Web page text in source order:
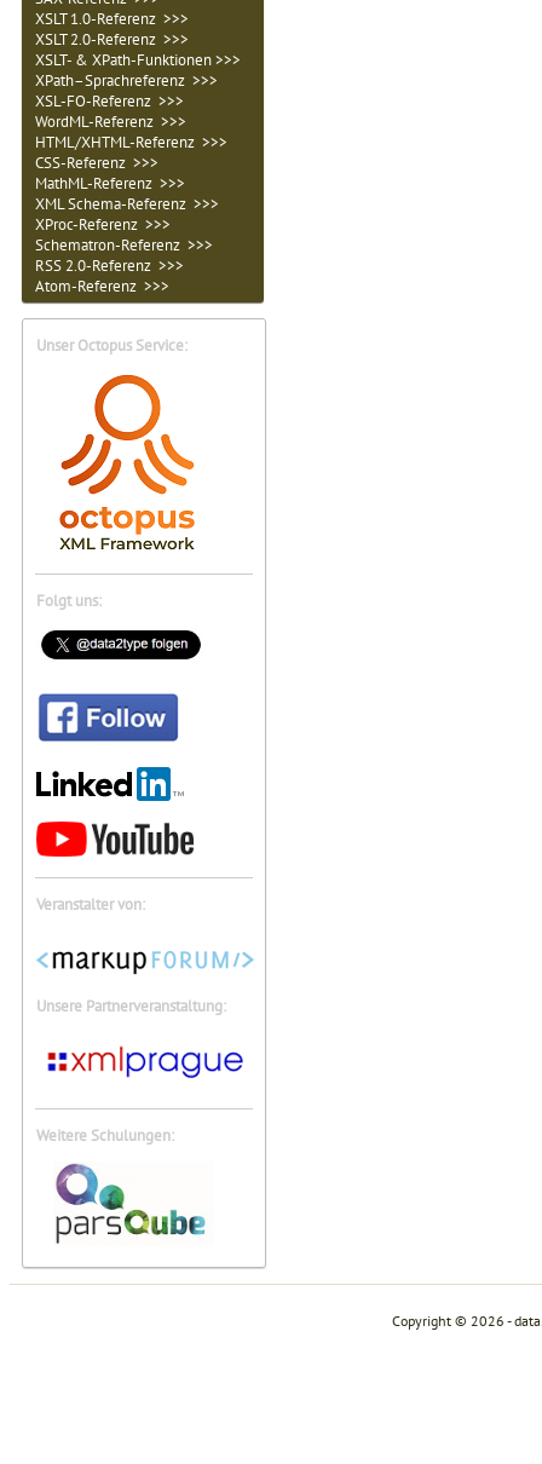
XSLT 1.0-Referenz >>>
XSLT 2.0-Referenz >>>
XSLT- & XPath-Funktionen >>>
XPath–Sprachreferenz >>>
XSL-FO-Referenz >>>
WordML-Referenz >>>
HTML/XHTML-Referenz >>>
CSS-Referenz >>>
MathML-Referenz >>>
XML Schema-Referenz >>>
XProc-Referenz >>>
Schematron-Referenz >>>
RSS 2.0-Referenz >>>
Atom-Referenz >>>
Unser Octopus Service:
Folgt uns:
Veranstalter von:
Unsere Partnerveranstaltung:
Weitere Schulungen:
Copyright © 2026 -